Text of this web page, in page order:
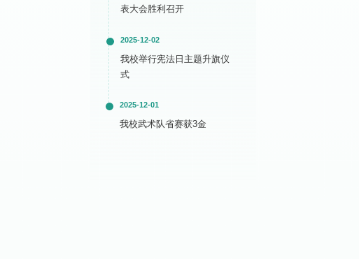
表大会胜利召开
2025-12-02
我校举行宪法日主题升旗仪
式
2025-12-01
我校武术队省赛获3金